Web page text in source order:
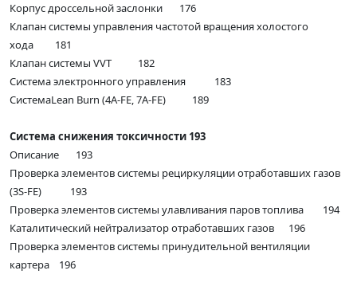
Корпус дроссельной заслонки 176
Клапан системы управления частотой вращения холостого
хода 181
Клапан системы VVT 182
Система электронного управления 183
СистемаLean Burn (4A-FE, 7A-FE) 189
Система снижения токсичности 193
Описание 193
Проверка элементов системы рециркуляции отработавших газов
(3S-FE) 193
Проверка элементов системы улавливания паров топлива 194
Каталитический нейтрализатор отработавших газов 196
Проверка элементов системы принудительной вентиляции
картера 196